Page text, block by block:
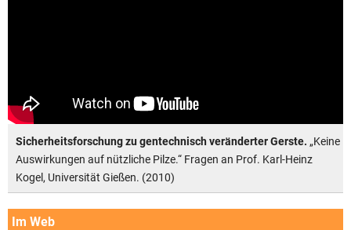
Sicherheitsforschung zu gentechnisch veränderter Gerste. „Keine
Auswirkungen auf nützliche Pilze.“ Fragen an Prof. Karl-Heinz
Kogel, Universität Gießen. (2010)
Im Web